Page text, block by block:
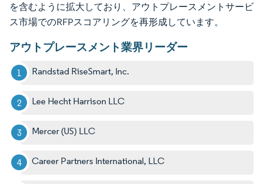
を含むように拡大しており、アウトプレースメントサービ
ス市場でのRFPスコアリングを再形成しています。
アウトプレースメント業界リーダー
Randstad RiseSmart, Inc.
Lee Hecht Harrison LLC
Mercer (US) LLC
Career Partners International, LLC